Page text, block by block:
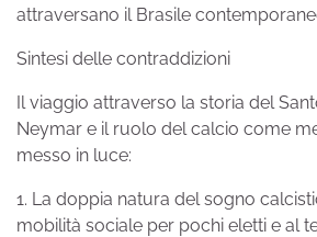
attraversano il Brasile
Sintesi delle contraddizioni
Il viaggio attraverso la storia del
Neymar e il ruolo del calcio come
messo in luce:
1. La doppia natura del sogno
mobilità sociale per pochi eletti e al